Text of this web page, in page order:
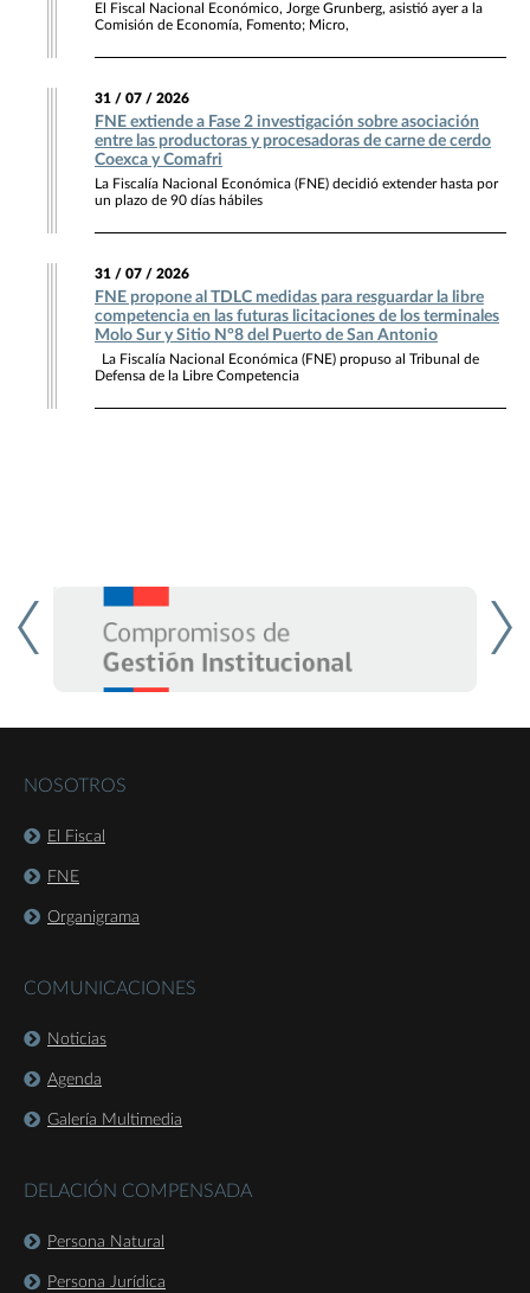
El Fiscal Nacional Económico, Jorge Grunberg, asistió ayer a la
Comisión de Economía, Fomento; Micro,
31 / 07 / 2026
FNE extiende a Fase 2 investigación sobre asociación
entre las productoras y procesadoras de carne de cerdo
Coexca y Comafri
La Fiscalía Nacional Económica (FNE) decidió extender hasta por
un plazo de 90 días hábiles
31 / 07 / 2026
FNE propone al TDLC medidas para resguardar la libre
competencia en las futuras licitaciones de los terminales
Molo Sur y Sitio N°8 del Puerto de San Antonio
La Fiscalía Nacional Económica (FNE) propuso al Tribunal de
Defensa de la Libre Competencia
NOSOTROS
El Fiscal
FNE
Organigrama
COMUNICACIONES
Noticias
Agenda
Galería Multimedia
DELACIÓN COMPENSADA
Persona Natural
Persona Jurídica